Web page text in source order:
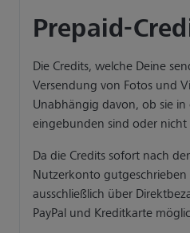
Prepaid-
Die Credits, welche Deine
Versendung von Fotos und
Unabhängig davon, ob sie in
eingebunden sind oder nicht
Da die Credits sofort nach
Nutzerkonto
ausschließlich über
PayPal und Kreditkarte